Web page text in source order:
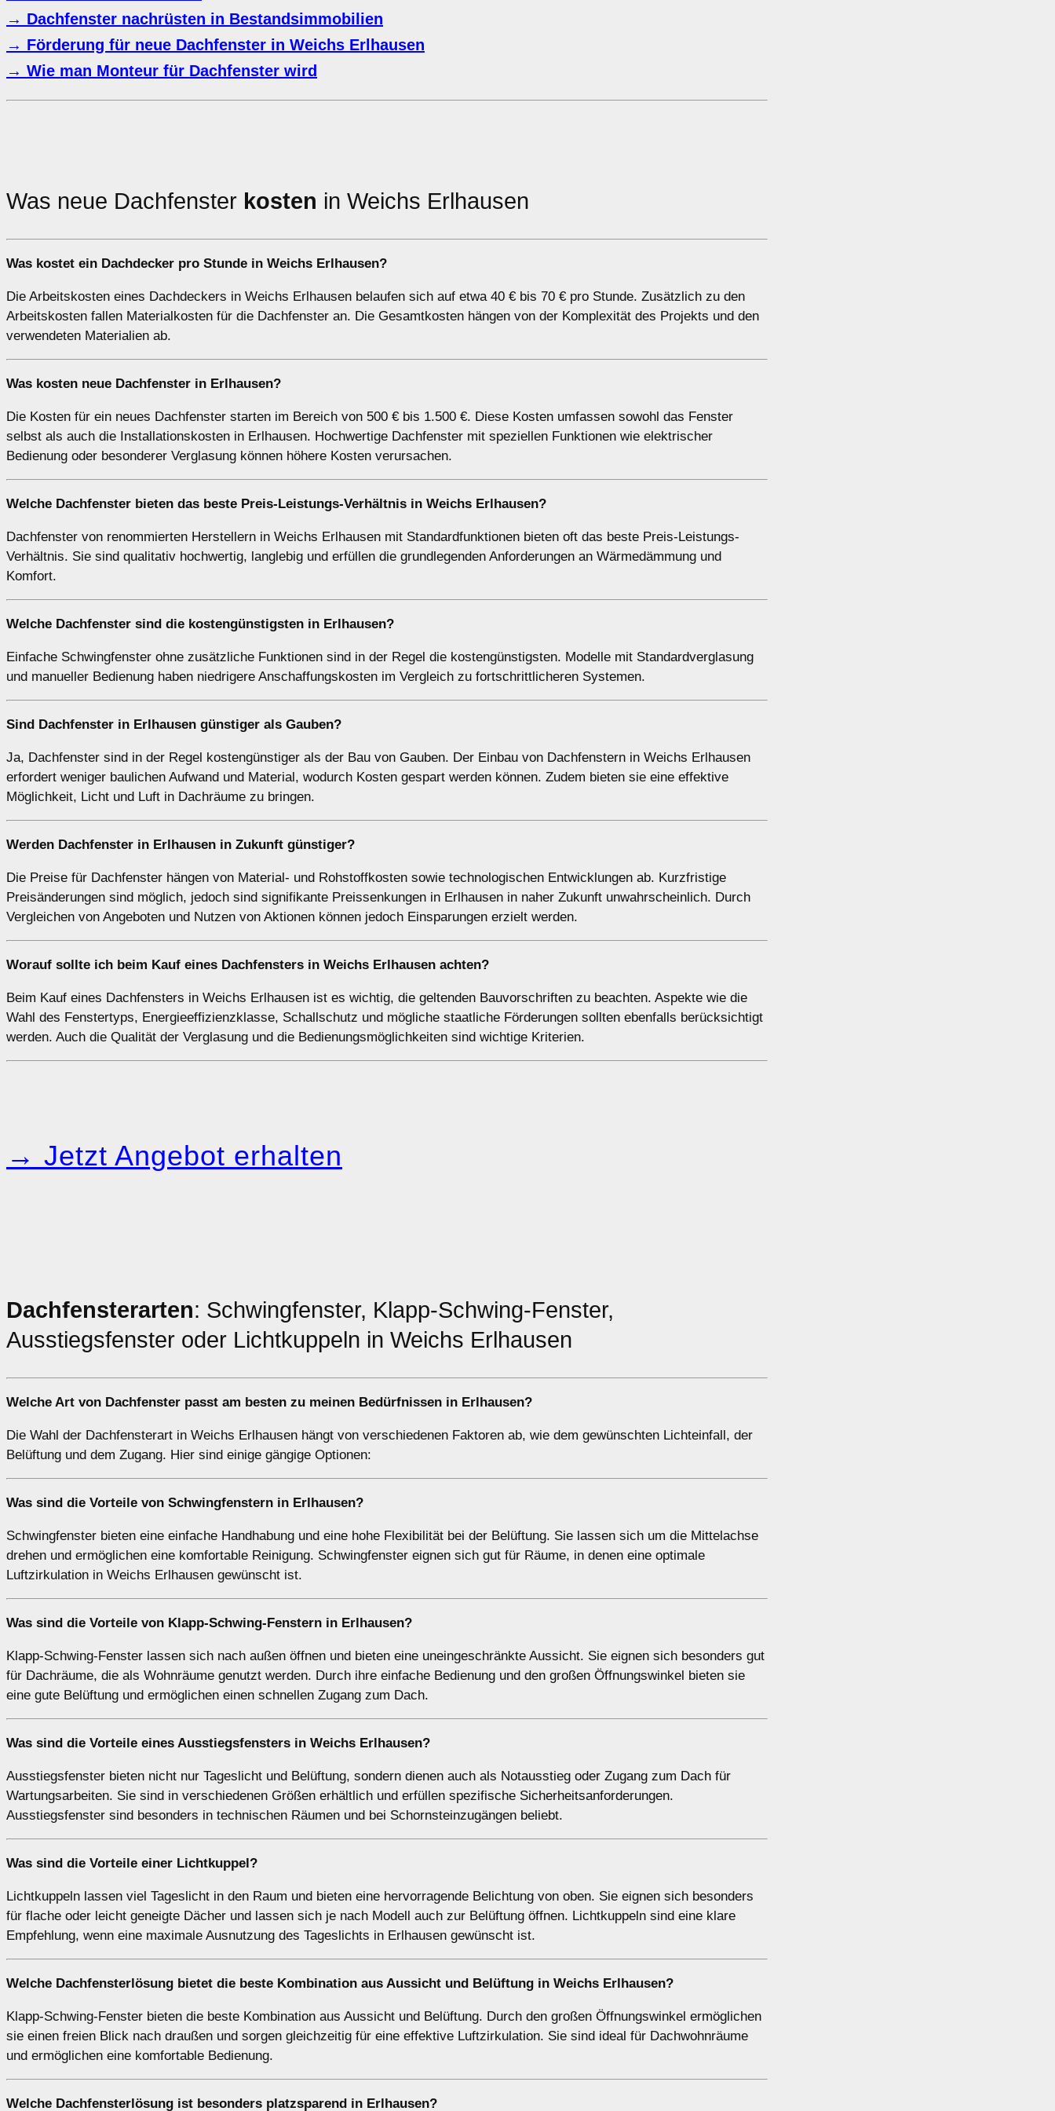
→ Dachfenster nachrüsten in Bestandsimmobilien
→ Förderung für neue Dachfenster in Weichs Erlhausen
→ Wie man Monteur für Dachfenster wird
Was neue Dachfenster kosten in Weichs Erlhausen
Was kostet ein Dachdecker pro Stunde in Weichs Erlhausen?
Die Arbeitskosten eines Dachdeckers in Weichs Erlhausen belaufen sich auf etwa 40 € bis 70 € pro Stunde. Zusätzlich zu den
Arbeitskosten fallen Materialkosten für die Dachfenster an. Die Gesamtkosten hängen von der Komplexität des Projekts und den
verwendeten Materialien ab.
Was kosten neue Dachfenster in Erlhausen?
Die Kosten für ein neues Dachfenster starten im Bereich von 500 € bis 1.500 €. Diese Kosten umfassen sowohl das Fenster
selbst als auch die Installationskosten in Erlhausen. Hochwertige Dachfenster mit speziellen Funktionen wie elektrischer
Bedienung oder besonderer Verglasung können höhere Kosten verursachen.
Welche Dachfenster bieten das beste Preis-Leistungs-Verhältnis in Weichs Erlhausen?
Dachfenster von renommierten Herstellern in Weichs Erlhausen mit Standardfunktionen bieten oft das beste Preis-Leistungs-
Verhältnis. Sie sind qualitativ hochwertig, langlebig und erfüllen die grundlegenden Anforderungen an Wärmedämmung und
Komfort.
Welche Dachfenster sind die kostengünstigsten in Erlhausen?
Einfache Schwingfenster ohne zusätzliche Funktionen sind in der Regel die kostengünstigsten. Modelle mit Standardverglasung
und manueller Bedienung haben niedrigere Anschaffungskosten im Vergleich zu fortschrittlicheren Systemen.
Sind Dachfenster in Erlhausen günstiger als Gauben?
Ja, Dachfenster sind in der Regel kostengünstiger als der Bau von Gauben. Der Einbau von Dachfenstern in Weichs Erlhausen
erfordert weniger baulichen Aufwand und Material, wodurch Kosten gespart werden können. Zudem bieten sie eine effektive
Möglichkeit, Licht und Luft in Dachräume zu bringen.
Werden Dachfenster in Erlhausen in Zukunft günstiger?
Die Preise für Dachfenster hängen von Material- und Rohstoffkosten sowie technologischen Entwicklungen ab. Kurzfristige
Preisänderungen sind möglich, jedoch sind signifikante Preissenkungen in Erlhausen in naher Zukunft unwahrscheinlich. Durch
Vergleichen von Angeboten und Nutzen von Aktionen können jedoch Einsparungen erzielt werden.
Worauf sollte ich beim Kauf eines Dachfensters in Weichs Erlhausen achten?
Beim Kauf eines Dachfensters in Weichs Erlhausen ist es wichtig, die geltenden Bauvorschriften zu beachten. Aspekte wie die
Wahl des Fenstertyps, Energieeffizienzklasse, Schallschutz und mögliche staatliche Förderungen sollten ebenfalls berücksichtigt
werden. Auch die Qualität der Verglasung und die Bedienungsmöglichkeiten sind wichtige Kriterien.
→ Jetzt Angebot erhalten
Dachfensterarten: Schwingfenster, Klapp-Schwing-Fenster,
Ausstiegsfenster oder Lichtkuppeln in Weichs Erlhausen
Welche Art von Dachfenster passt am besten zu meinen Bedürfnissen in Erlhausen?
Die Wahl der Dachfensterart in Weichs Erlhausen hängt von verschiedenen Faktoren ab, wie dem gewünschten Lichteinfall, der
Belüftung und dem Zugang. Hier sind einige gängige Optionen:
Was sind die Vorteile von Schwingfenstern in Erlhausen?
Schwingfenster bieten eine einfache Handhabung und eine hohe Flexibilität bei der Belüftung. Sie lassen sich um die Mittelachse
drehen und ermöglichen eine komfortable Reinigung. Schwingfenster eignen sich gut für Räume, in denen eine optimale
Luftzirkulation in Weichs Erlhausen gewünscht ist.
Was sind die Vorteile von Klapp-Schwing-Fenstern in Erlhausen?
Klapp-Schwing-Fenster lassen sich nach außen öffnen und bieten eine uneingeschränkte Aussicht. Sie eignen sich besonders gut
für Dachräume, die als Wohnräume genutzt werden. Durch ihre einfache Bedienung und den großen Öffnungswinkel bieten sie
eine gute Belüftung und ermöglichen einen schnellen Zugang zum Dach.
Was sind die Vorteile eines Ausstiegsfensters in Weichs Erlhausen?
Ausstiegsfenster bieten nicht nur Tageslicht und Belüftung, sondern dienen auch als Notausstieg oder Zugang zum Dach für
Wartungsarbeiten. Sie sind in verschiedenen Größen erhältlich und erfüllen spezifische Sicherheitsanforderungen.
Ausstiegsfenster sind besonders in technischen Räumen und bei Schornsteinzugängen beliebt.
Was sind die Vorteile einer Lichtkuppel ?
Lichtkuppeln lassen viel Tageslicht in den Raum und bieten eine hervorragende Belichtung von oben. Sie eignen sich besonders
für flache oder leicht geneigte Dächer und lassen sich je nach Modell auch zur Belüftung öffnen. Lichtkuppeln sind eine klare
Empfehlung, wenn eine maximale Ausnutzung des Tageslichts in Erlhausen gewünscht ist.
Welche Dachfensterlösung bietet die beste Kombination aus Aussicht und Belüftung in Weichs Erlhausen?
Klapp-Schwing-Fenster bieten die beste Kombination aus Aussicht und Belüftung. Durch den großen Öffnungswinkel ermöglichen
sie einen freien Blick nach draußen und sorgen gleichzeitig für eine effektive Luftzirkulation. Sie sind ideal für Dachwohnräume
und ermöglichen eine komfortable Bedienung.
Welche Dachfensterlösung ist besonders platzsparend in Erlhausen?